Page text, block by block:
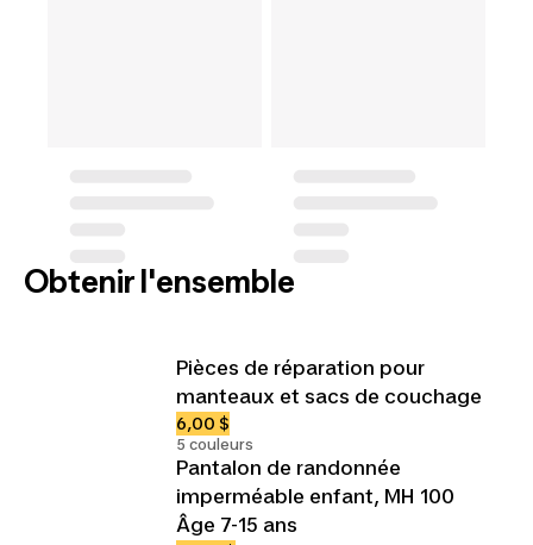
Obtenir l'ensemble
Pièces de réparation pour
manteaux et sacs de couchage
6,00 $
5 couleurs
Pantalon de randonnée
imperméable enfant, MH 100
Âge 7-15 ans